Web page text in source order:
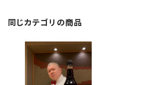
同じカテゴリの商品